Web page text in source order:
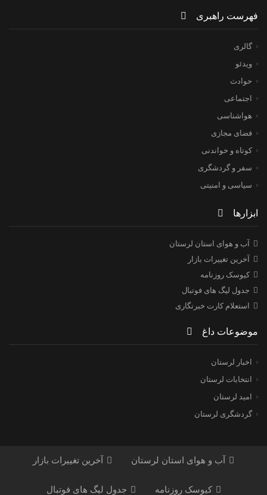
فهرست راهبری
گالری
ویدئو
حوادث
اجتماعی
هواشناسی
فضای مجازی
کوتاه و خواندنی
سفر و گردشگری
سیاسی و امنیتی
ابزارها
آب و هوای استان لرستان
آخرین تغییرات بازار
کیوسک روزنامه
جدول لیگ های فوتبال
استعلام کارت خبرنگاری
موضوعات داغ
اخبار لرستان
انتخابات لرستان
امید لرستان
گردشگری لرستان
آب و هوای استان لرستان آخرین تغییرات بازار
کیوسک روزنامه جدول لیگ های فوتبال